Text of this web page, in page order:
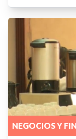
NEGOCIOS Y